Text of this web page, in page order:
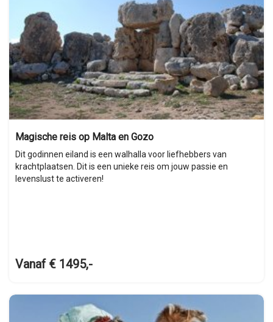
Magische reis op Malta en Gozo
Dit godinnen eiland is een walhalla voor liefhebbers van
krachtplaatsen. Dit is een unieke reis om jouw passie en
levenslust te activeren!
Vanaf € 1495,-